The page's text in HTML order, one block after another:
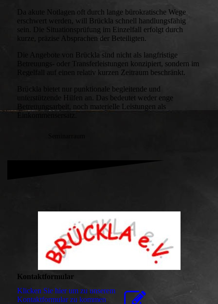
Da akute Notlagen oft durch lange bürokratische Wege
erschwert werden, will Brückla schnell handlungsfähig
sein. Die Situationsprüfung im Einzelfall erfolgt durch
kurze, präzise Absprachen der Beteiligten.
Die Angebote von Brückla sind nicht als langfristige
Betreuungs- oder Transferleistungen konzipiert, sondern im
Regelfall auf einen relativ kurzen Zeitraum beschränkt.
Brückla bietet nur punktionale begleitende und
unterstützende Hilfen an. Das bedeutet weder enge
Betreuungsarbeit, noch materielle Leistungen als
Einkommensersatz.
Kontaktformular
Klicken Sie hier um zu unserem
Kon­takt­for­mu­lar zu kommen